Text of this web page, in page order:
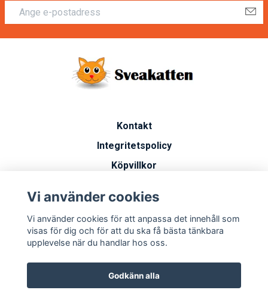
Kontakt
Integritetspolicy
Köpvillkor
Vanliga frågor
Miljöarbete
Vi använder cookies
Vi använder cookies för att anpassa det innehåll som
visas för dig och för att du ska få bästa tänkbara
upplevelse när du handlar hos oss.
Godkänn alla